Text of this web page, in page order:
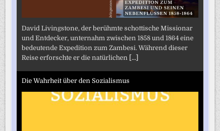
David Livingstone, der berühmte schottische Missionar
und Entdecker, unternahm zwischen 1858 und 1864 eine
bedeutende Expedition zum Zambesi. Während dieser
Reise erforschte er die natürlichen [...]
Die Wahrheit über den Sozialismus